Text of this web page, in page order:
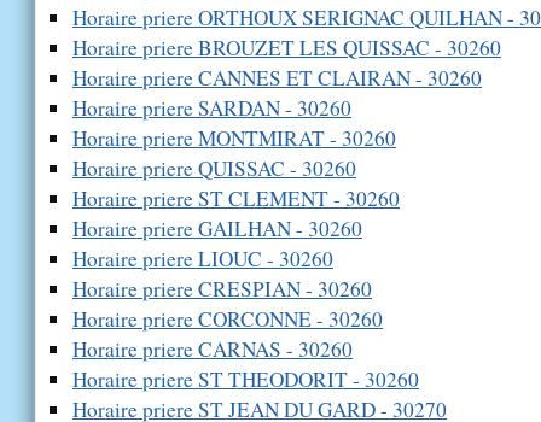
Horaire priere ORTHOUX SERIGNAC QUILHAN -
Horaire priere BROUZET LES QUISSAC - 30260
Horaire priere CANNES ET CLAIRAN - 30260
Horaire priere SARDAN - 30260
Horaire priere MONTMIRAT - 30260
Horaire priere QUISSAC - 30260
Horaire priere ST CLEMENT - 30260
Horaire priere GAILHAN - 30260
Horaire priere LIOUC - 30260
Horaire priere CRESPIAN - 30260
Horaire priere CORCONNE - 30260
Horaire priere CARNAS - 30260
Horaire priere ST THEODORIT - 30260
Horaire priere ST JEAN DU GARD - 30270